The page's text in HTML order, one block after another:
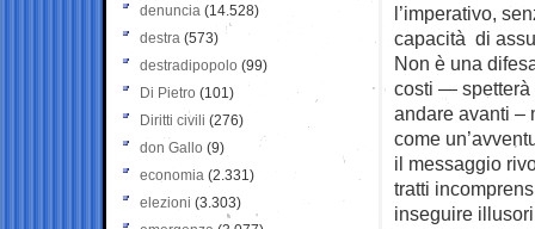
l’imperativo,
capacità di
Non è una
costi — spetterà
andare avanti –
come
il messaggio
tratti
inseguire
denuncia (14.528)
destra (573)
destradipopolo (99)
Di Pietro (101)
Diritti civili (276)
don Gallo (9)
economia (2.331)
elezioni (3.303)